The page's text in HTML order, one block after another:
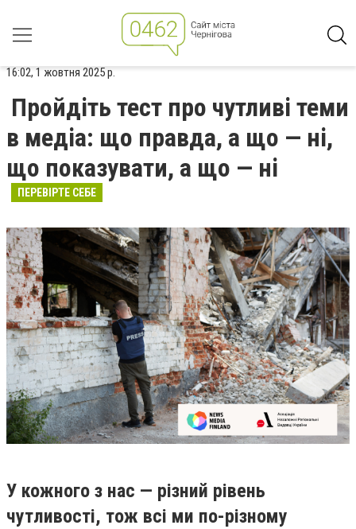
16:02, 1 жовтня 2025 р.
Пройдіть тест про чутливі теми
в медіа: що правда, а що — ні,
що показувати, а що — ні
ПЕРЕВІРТЕ СЕБЕ
У кожного з нас — різний рівень
чутливості, тож всі ми по-різному